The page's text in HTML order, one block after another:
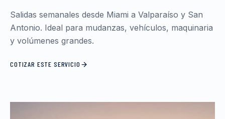
Salidas semanales desde Miami a Valparaíso y San
Antonio. Ideal para mudanzas, vehículos, maquinaria
y volúmenes grandes.
COTIZAR ESTE SERVICIO